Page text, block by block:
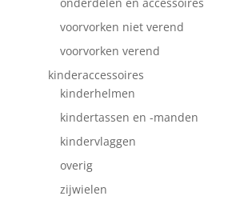
voorvorken niet verend
voorvorken verend
kinderaccessoires
kinderhelmen
kindertassen en -manden
kindervlaggen
overig
zijwielen